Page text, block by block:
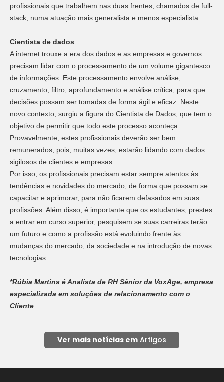
profissionais que trabalhem nas duas frentes, chamados de full-
stack, numa atuação mais generalista e menos especialista.
Cientista de dados
A internet trouxe a era dos dados e as empresas e governos
precisam lidar com o processamento de um volume gigantesco
de informações. Este processamento envolve análise,
cruzamento, filtro, aprofundamento e análise crítica, para que
decisões possam ser tomadas de forma ágil e eficaz. Neste
novo contexto, surgiu a figura do Cientista de Dados, que tem o
objetivo de permitir que todo este processo aconteça.
Provavelmente, estes profissionais deverão ser bem
remunerados, pois, muitas vezes, estarão lidando com dados
sigilosos de clientes e empresas..
Por isso, os profissionais precisam estar sempre atentos às
tendências e novidades do mercado, de forma que possam se
capacitar e aprimorar, para não ficarem defasados em suas
profissões. Além disso, é importante que os estudantes, prestes
a entrar em curso superior, pesquisem se suas carreiras terão
um futuro e como a profissão está evoluindo frente às
mudanças do mercado, da sociedade e na introdução de novas
tecnologias.
*Rúbia Martins é Analista de RH Sênior da VoxAge, empresa
especializada em soluções de relacionamento com o
Cliente
Ver mais notícias em Artigos